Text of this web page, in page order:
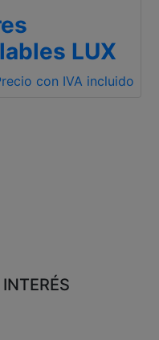
LUX
con IVA incluido